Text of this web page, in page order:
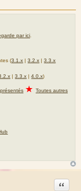
par ici
(3.1.x |3.2.x |3.3.x
|3.3.x |4.0.x)
★ Toutes autres
Citation